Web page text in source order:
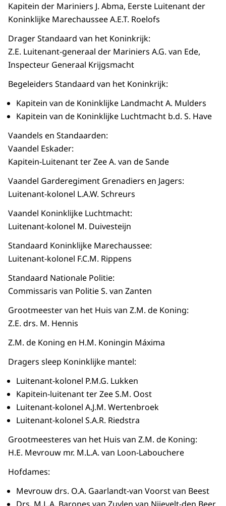
Kapitein der Mariniers J. Abma, Eerste Luitenant der
Koninklijke Marechaussee A.E.T. Roelofs
Drager Standaard van het Koninkrijk:
Z.E. Luitenant-generaal der Mariniers A.G. van Ede,
Inspecteur Generaal Krijgsmacht
Begeleiders Standaard van het Koninkrijk:
Kapitein van de Koninklijke Landmacht A. Mulders
Kapitein van de Koninklijke Luchtmacht b.d. S. Have
Vaandels en Standaarden:
Vaandel Eskader:
Kapitein-Luitenant ter Zee A. van de Sande
Vaandel Garderegiment Grenadiers en Jagers:
Luitenant-kolonel L.A.W. Schreurs
Vaandel Koninklijke Luchtmacht:
Luitenant-kolonel M. Duivesteijn
Standaard Koninklijke Marechaussee:
Luitenant-kolonel F.C.M. Rippens
Standaard Nationale Politie:
Commissaris van Politie S. van Zanten
Grootmeester van het Huis van Z.M. de Koning:
Z.E. drs. M. Hennis
Z.M. de Koning en H.M. Koningin Máxima
Dragers sleep Koninklijke mantel:
Luitenant-kolonel P.M.G. Lukken
Kapitein-luitenant ter Zee S.M. Oost
Luitenant-kolonel A.J.M. Wertenbroek
Luitenant-kolonel S.A.R. Riedstra
Grootmeesteres van het Huis van Z.M. de Koning:
H.E. Mevrouw mr. M.L.A. van Loon-Labouchere
Hofdames:
Mevrouw drs. O.A. Gaarlandt-van Voorst van Beest